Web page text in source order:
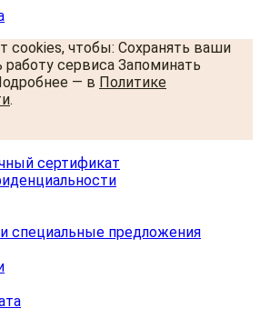
cookies, чтобы: Сохранять ваши
работу сервиса Запоминать
— в Политике
.
сертификат
специальные предложения